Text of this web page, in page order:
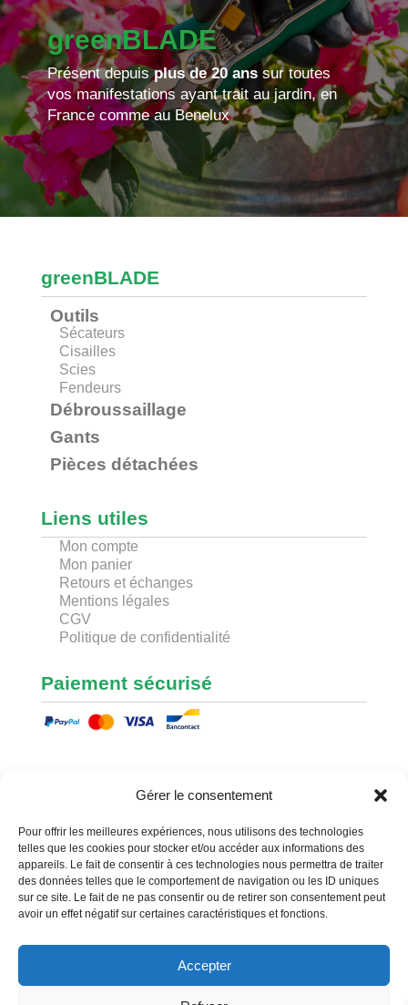
Gérer le consentement
Pour offrir les meilleures expériences, nous utilisons des technologies
telles que les cookies pour stocker et/ou accéder aux informations des
appareils. Le fait de consentir à ces technologies nous permettra de traiter
des données telles que le comportement de navigation ou les ID uniques
sur ce site. Le fait de ne pas consentir ou de retirer son consentement peut
avoir un effet négatif sur certaines caractéristiques et fonctions.
Accepter
greenBLADE
Présent depuisplus de 20 anssur toutes
vos manifestations ayant trait au jardin, en
France comme au Benelux
greenBLADE
Outils
Sécateurs
Cisailles
Scies
Fendeurs
Débroussaillage
Gants
Pièces détachées
Liens utiles
Mon compte
Mon panier
Retours et échanges
Mentions légales
CGV
Politique de confidentialité
Paiement sécurisé
Envoyer un message
Sylvain PARIS
BP 70001
59470 Wormhout CEDEX